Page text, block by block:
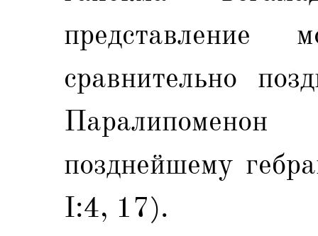
сравнительно
позднейшему
I:4, 17).